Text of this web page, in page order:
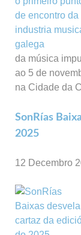
da música
ao 5 de
na Cidade da
SonRías
2025
12 Decembro